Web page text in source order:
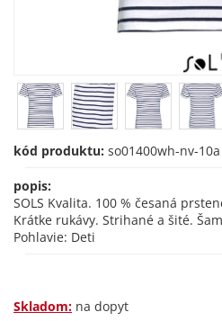
kód produktu: so01400wh-nv-10a
popis:
SOLS Kvalita. 100 % česaná
Krátke rukávy. Strihané a šité.
Pohlavie: Deti
Skladom: na dopyt